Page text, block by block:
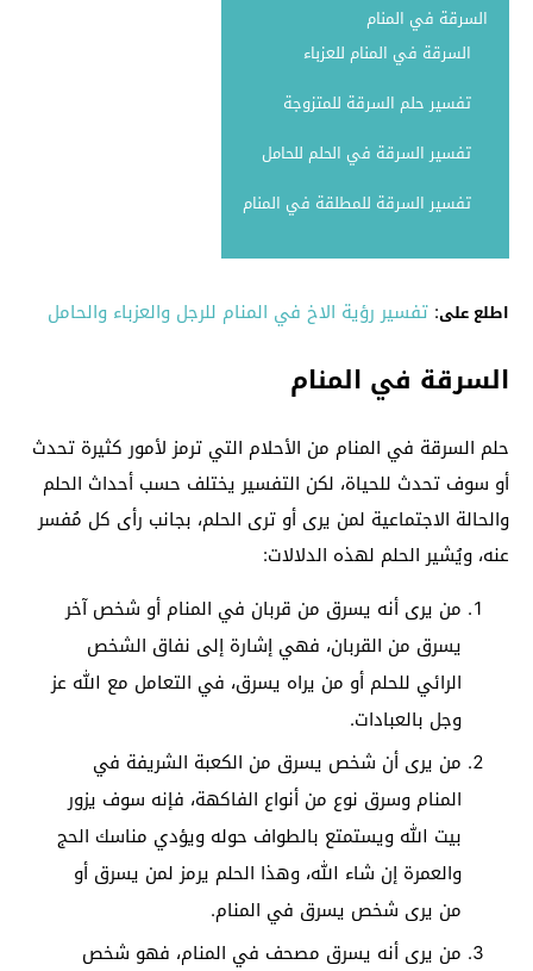
السرقة في المنام
السرقة في المنام للعزباء
تفسير حلم السرقة للمتزوجة
تفسير السرقة في الحلم للحامل
تفسير السرقة للمطلقة في المنام
اطلع على: تفسير رؤية الاخ في المنام للرجل والعزباء والحامل
السرقة في المنام
حلم السرقة في المنام من الأحلام التي ترمز لأمور كثيرة تحدث
أو سوف تحدث للحياة، لكن التفسير يختلف حسب أحداث الحلم
والحالة الاجتماعية لمن يرى أو ترى الحلم، بجانب رأى كل مُفسر
عنه، ويُشير الحلم لهذه الدلالات:
من يرى أنه يسرق من قربان في المنام أو شخص آخر
يسرق من القربان، فهي إشارة إلى نفاق الشخص
الرائي للحلم أو من يراه يسرق، في التعامل مع الله عز
وجل بالعبادات.
من يرى أن شخص يسرق من الكعبة الشريفة في
المنام وسرق نوع من أنواع الفاكهة، فإنه سوف يزور
بيت الله ويستمتع بالطواف حوله ويؤدي مناسك الحج
والعمرة إن شاء الله، وهذا الحلم يرمز لمن يسرق أو
من يرى شخص يسرق في المنام.
من يرى أنه يسرق مصحف في المنام، فهو شخص